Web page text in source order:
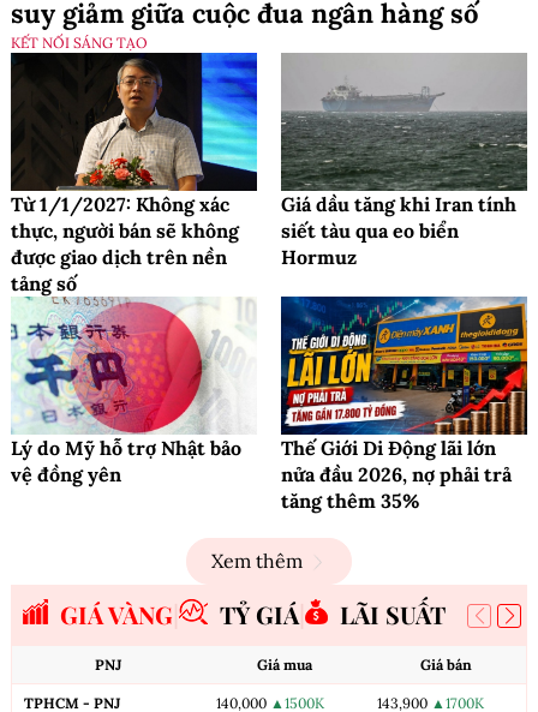
suy giảm giữa cuộc đua ngân hàng số
KẾT NỐI SÁNG TẠO
Từ 1/1/2027: Không xác
thực, người bán sẽ không
được giao dịch trên nền
tảng số
Giá dầu tăng khi Iran tính
siết tàu qua eo biển
Hormuz
Lý do Mỹ hỗ trợ Nhật bảo
vệ đồng yên
Thế Giới Di Động lãi lớn
nửa đầu 2026, nợ phải trả
tăng thêm 35%
Xem thêm
GIÁ VÀNG TỶ GIÁ LÃI SUẤT
PNJ Giá mua Giá bán
TPHCM - PNJ 140,000 ▲1500K 143,900 ▲1700K